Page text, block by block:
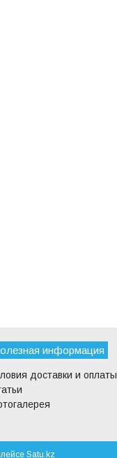
информация
доставки и оплаты
Satu.kz